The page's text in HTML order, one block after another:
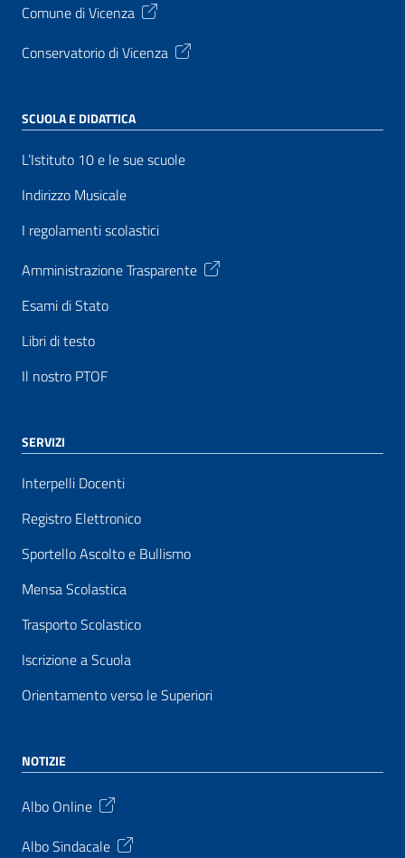
Comune di Vicenza
Conservatorio di Vicenza
SCUOLA E DIDATTICA
L’Istituto 10 e le sue scuole
Indirizzo Musicale
I regolamenti scolastici
Amministrazione Trasparente
Esami di Stato
Libri di testo
Il nostro PTOF
SERVIZI
Interpelli Docenti
Registro Elettronico
Sportello Ascolto e Bullismo
Mensa Scolastica
Trasporto Scolastico
Iscrizione a Scuola
Orientamento verso le Superiori
NOTIZIE
Albo Online
Albo Sindacale